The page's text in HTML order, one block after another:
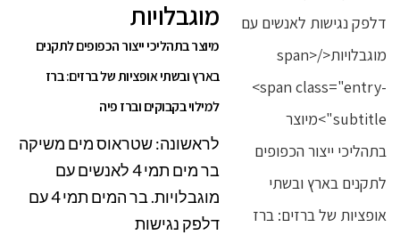
מוגבלויות
מיוצר בתהליכי ייצור הכפופים לתקנים
בארץ ובשתי אופציות של ברזים: ברז
למילוי בקבוקים וברז פיה
לראשונה: שטראוס מים משיקה
בר מים תמי 4 לאנשים עם
מוגבלויות. בר המים תמי 4 עם
דלפק נגישות